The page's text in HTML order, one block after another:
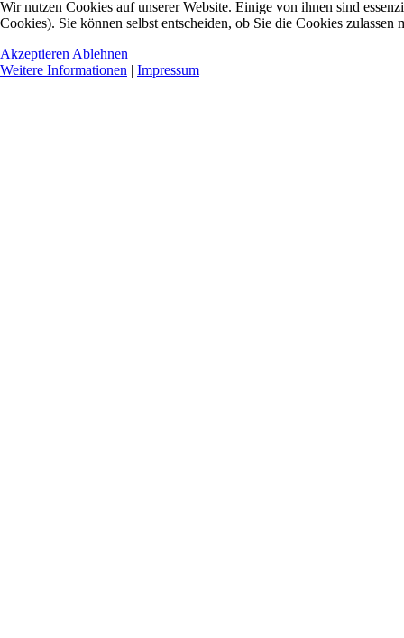
Wir nutzen Cookies auf unserer Website. Einige von ihnen sind
Cookies). Sie können selbst entscheiden, ob Sie die Cookies
Akzeptieren Ablehnen
Weitere Informationen | Impressum